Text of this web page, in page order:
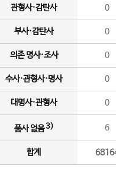
관형사·감탄사 0
부사·감탄사 0
의존 명사·조사 0
수사·관형사·명사 0
대명사·관형사 0
품사 없음3) 6
합계